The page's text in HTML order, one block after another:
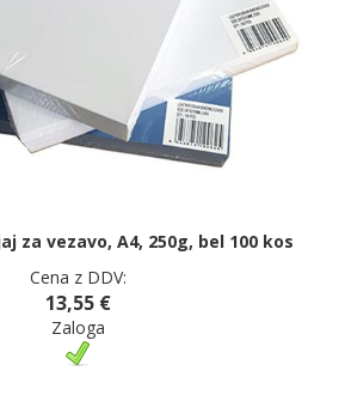
za vezavo, A4, 250g, bel 100 kos
Cena z DDV:
13,55 €
Zaloga